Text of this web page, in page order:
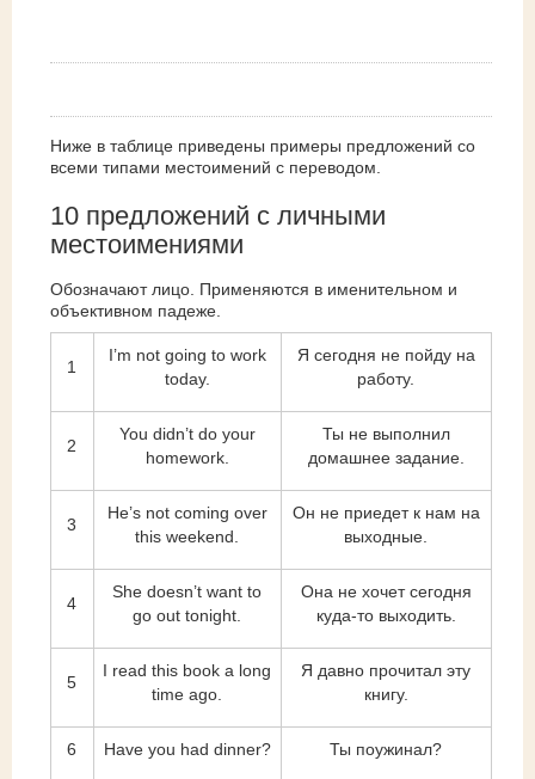
Ниже в таблице приведены примеры предложений со
всеми типами местоимений с переводом.
10 предложений с личными
местоимениями
Обозначают лицо. Применяются в именительном и
объективном падеже.
1
I’m not going to work
today.
Я сегодня не пойду на
работу.
2
You didn’t do your
homework.
Ты не выполнил
домашнее задание.
3
He’s not coming over
this weekend.
Он не приедет к нам на
выходные.
4
She doesn’t want to
go out tonight.
Она не хочет сегодня
куда-то выходить.
5
I read this book a long
time ago.
Я давно прочитал эту
книгу.
6 Have you had dinner? Ты поужинал?